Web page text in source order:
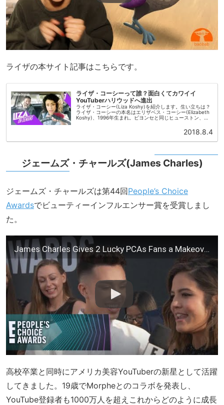
ライザの本サイト記事はこちらです。
ライザ・コーシーって誰？面白くてカワイイ
YouTuberハリウッドへ進出
ライザ・コーシー(Liza Koshy)を紹介します。生い立ちは？
ライザ・コーシーの本名はエリザベス・コーシー(Elizabeth
Koshy)、1996年生まれ。ビヨンセと同じヒューストン、テ
2018.8.4
ジェームズ・チャールズ(James Charles)
ジェームズ・チャールズは第44回People’s Choice
Awardsでビューティーインフルエンサー賞を受賞しまし
た。
James Charles Gives 2 Lucky PCAs Fans a Makeover! | E! People's Choice Awards
高校卒業と同時にアメリカ美容YouTuberの新星として活躍
してきました。19歳でMorpheとのコラボを発表し、
YouTube登録者も1000万人を超えこれからどのように成長